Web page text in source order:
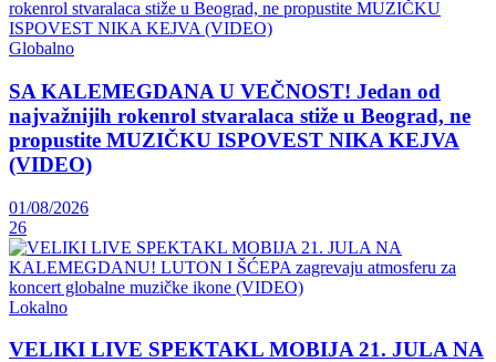
Globalno
SA KALEMEGDANA U VEČNOST! Jedan od
najvažnijih rokenrol stvaralaca stiže u Beograd, ne
propustite MUZIČKU ISPOVEST NIKA KEJVA
(VIDEO)
01/08/2026
26
Lokalno
VELIKI LIVE SPEKTAKL MOBIJA 21. JULA NA